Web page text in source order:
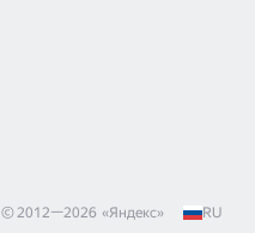
© 2012—2026 «Яндекс» RU